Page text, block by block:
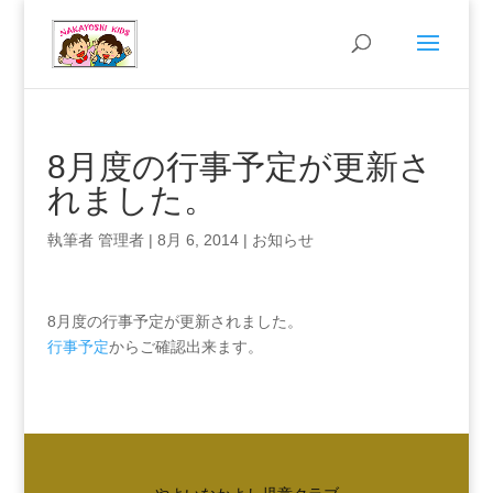
8月度の行事予定が更新さ
れました。
執筆者 管理者| 8月 6, 2014| お知らせ
8月度の行事予定が更新されました。
行事予定からご確認出来ます。